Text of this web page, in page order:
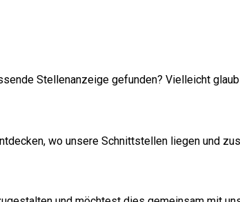
Stellenanzeige gefunden? Vielleicht
wo unsere Schnittstellen liegen und